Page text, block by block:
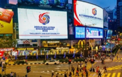
Röportaj
Video Galeri